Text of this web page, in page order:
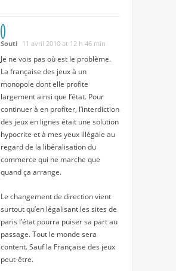
Souti 11 avril 2010 at 12 h 46 min
Je ne vois pas où est le problème.
La française des jeux à un
monopole dont elle profite
largement ainsi que l’état. Pour
continuer à en profiter, l’interdiction
des jeux en lignes était une solution
hypocrite et à mes yeux illégale au
regard de la libéralisation du
commerce qui ne marche que
quand ça arrange.
Le changement de direction vient
surtout qu’en légalisant les sites de
paris l’état pourra puiser sa part au
passage. Tout le monde sera
content. Sauf la Française des jeux
peut-être.